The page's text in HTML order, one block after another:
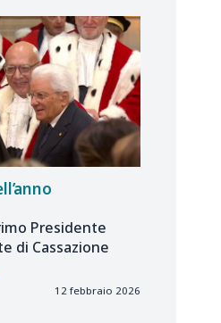
Presidente
di Cassazione
12 febbraio 2026